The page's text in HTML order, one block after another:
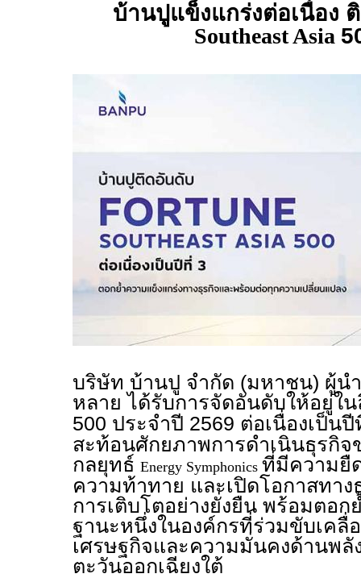
บ้านปูแข็งแกร่งต่อเนื่อง
Southeast Asia
บริษัท บ้านปู จำกัด (มหาชน) ผู้น
หลาย ได้รับการจัดอันดับให้อยู่ใ
500 ประจำปี 2569 ต่อเนื่องเป็น
สะท้อนศักยภาพการดำเนินธุรกิจ
กลยุทธ์ Energy Symphonics ที่มีความยื
ความท้าทาย และเปิดโอกาสทาง
การเติบโตอย่างยั่งยืน พร้อมตอ
ฐานะหนึ่งในองค์กรที่ร่วมขับเคลื่
เศรษฐกิจและความมั่นคงด้านพลั
ตะวันออกเฉียงใต้